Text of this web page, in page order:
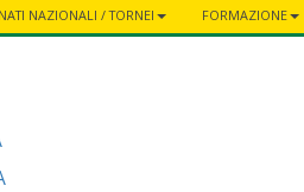
NAZIONALI / TORNEI FORMAZIONE